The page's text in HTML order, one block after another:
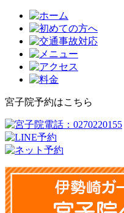
宮子院予約はこちら